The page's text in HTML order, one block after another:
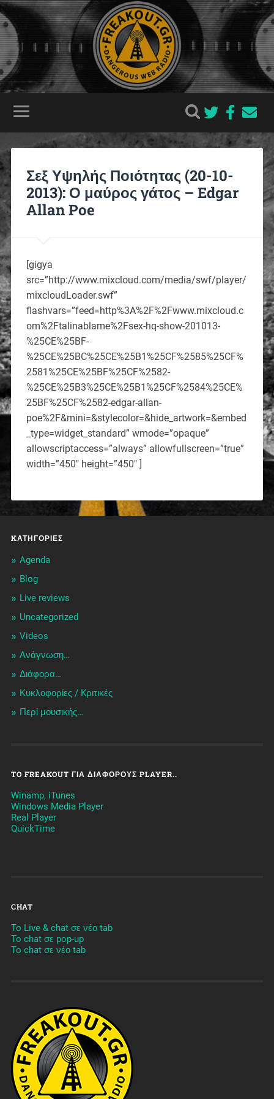
Σεξ Υψηλής Ποιότητας (20-10-
2013): Ο μαύρος γάτος – Edgar
Allan Poe
[gigya
src=”http://www.mixcloud.com/media/swf/player/
mixcloudLoader.swf”
flashvars=”feed=http%3A%2F%2Fwww.mixcloud.c
om%2Ftalinablame%2Fsex-hq-show-201013-
%25CE%25BF-
%25CE%25BC%25CE%25B1%25CF%2585%25CF%
2581%25CE%25BF%25CF%2582-
%25CE%25B3%25CE%25B1%25CF%2584%25CE%
25BF%25CF%2582-edgar-allan-
poe%2F&mini=&stylecolor=&hide_artwork=&embed
_type=widget_standard” wmode=”opaque”
allowscriptaccess=”always” allowfullscreen=”true”
width=”450″ height=”450″ ]
KΑΤΗΓΟΡΊΕΣ
Agenda
Blog
Live reviews
Uncategorized
Videos
Ανάγνωση…
Διάφορα…
Κυκλοφορίες / Kριτικές
Περί μουσικής…
TO FREAKOUT ΓΙΑ ΔΙΆΦΟΡΟΥΣ PLAYER..
Winamp, iTunes
Windows Media Player
Real Player
QuickTime
CHAT
To Live & chat σε νέο tab
To chat σε pop-up
To chat σε νέο tab